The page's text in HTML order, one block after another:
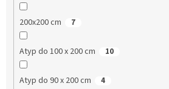
200x200 cm 7
Atyp do 100 x 200 cm 10
Atyp do 90 x 200 cm 4